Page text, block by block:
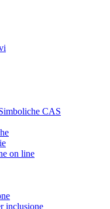
CAS
on line
inclusione